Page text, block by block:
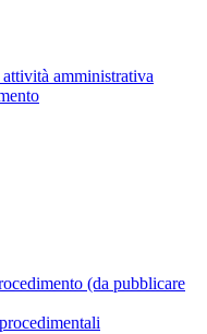
amministrativa
(da pubblicare